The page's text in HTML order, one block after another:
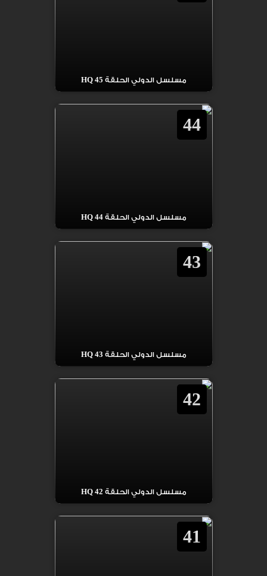
مسلسل الدولي الحلقة 45 HQ
44
مسلسل الدولي الحلقة 44 HQ
43
مسلسل الدولي الحلقة 43 HQ
42
مسلسل الدولي الحلقة 42 HQ
41